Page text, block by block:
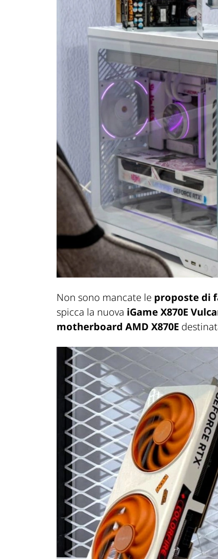
Non sono mancate le proposte di
spicca la nuova iGame X870E
motherboard AMD X870E